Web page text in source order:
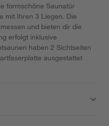
formschöne Saunatür
mit Ihren 3 Liegen. Die
und bieten dir die
erfolgt inklusive
haben 2 Sichtseiten
ausgestattet